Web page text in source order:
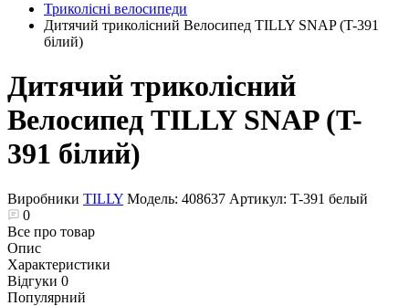
Триколісні велосипеди
Дитячий триколісний Велосипед TILLY SNAP (T-391
білий)
Дитячий триколісний
Велосипед TILLY SNAP (T-
391 білий)
Виробники TILLY Модель: 408637 Артикул: T-391 белый
0
Все про товар
Опис
Характеристики
Відгуки 0
Популярний